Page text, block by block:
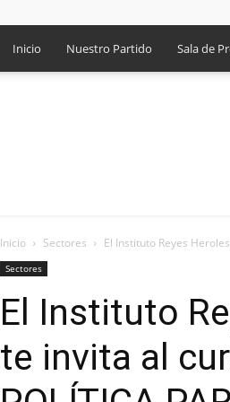
Inicio Nuestro Partido Sala de
Inicio Sectores El Instituto Reyes
Sectores
El Instituto
te invita al